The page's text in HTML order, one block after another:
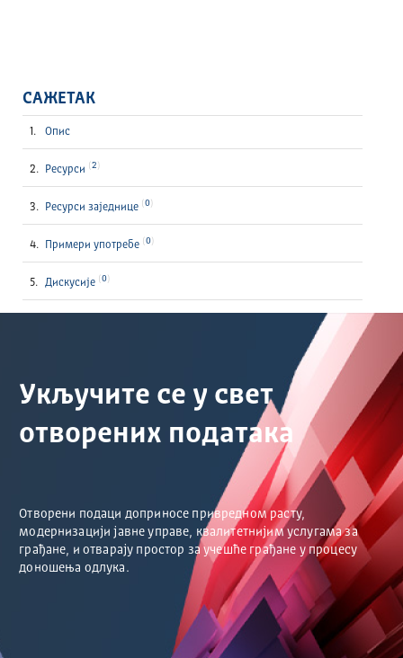
САЖЕТАК
Опис
Ресурси 2
Ресурси заједнице 0
Примери употребе 0
Дискусије 0
Укључите се у свет
отворених података
Отворени подаци доприносе привредном расту,
модернизацији јавне управе, квалитетнијим услугама за
грађане, и отварају простор за учешће грађане у процесу
доношења одлука.